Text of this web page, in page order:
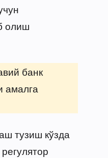
олиш
банк
амалга
тузиш кўзда